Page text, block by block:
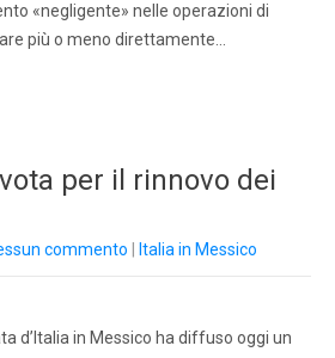
«negligente» nelle operazioni di
più o meno direttamente…
per il rinnovo dei
commento Italia in Messico
d’Italia in Messico ha diffuso oggi un